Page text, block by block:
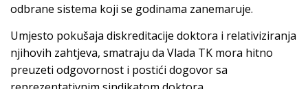
odbrane sistema koji se godinama zanemaruje.
Umjesto pokušaja diskreditacije doktora i relativiziranja
njihovih zahtjeva, smatraju da Vlada TK mora hitno
preuzeti odgovornost i postići dogovor sa